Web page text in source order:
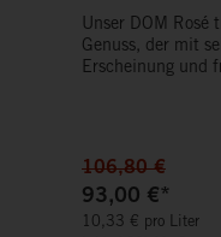
Unser DOM Rosé
Genuss, der mit
Erscheinung und
wunderbar
Fruchtsüße und
106,80 €
93,00 €*
10,33 € pro Liter